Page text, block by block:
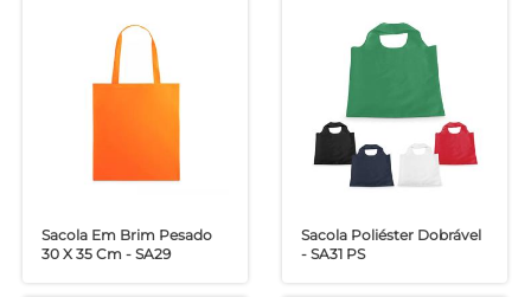
Sacola Em Brim Pesado
30 X 35 Cm - SA29
Sacola Poliéster Dobrável
- SA31 PS